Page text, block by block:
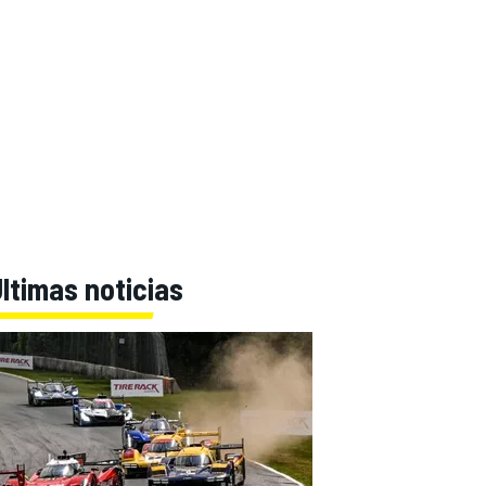
noticias